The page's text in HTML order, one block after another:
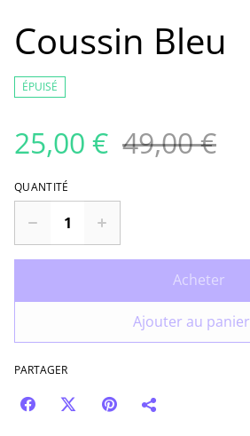
Coussin Bleu
ÉPUISÉ
25,00 € 49,00 €
QUANTITÉ
Acheter
Ajouter au panier
PARTAGER